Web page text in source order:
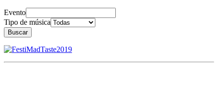
Evento
Tipo de música
Buscar